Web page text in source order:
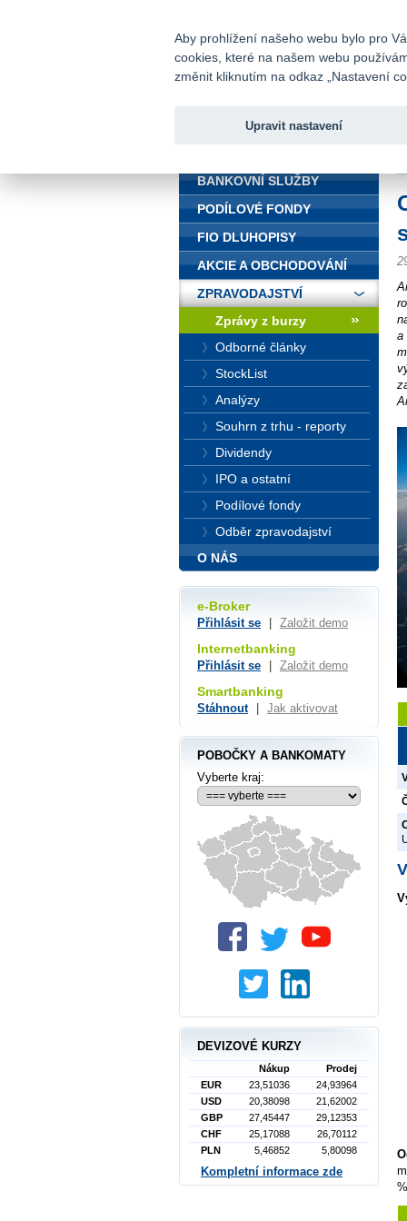
Fio banka
a
BANKOVNÍ SLUŽBY
PODÍLOVÉ FONDY
FIO DLUHOPISY
AKCIE A OBCHODOVÁNÍ
ZPRAVODAJSTVÍ
Zprávy z burzy
Odborné články
StockList
Analýzy
Souhrn z trhu - reporty
Dividendy
IPO a ostatní
Podílové fondy
Odběr zpravodajství
O NÁS
e-Broker
Přihlásit se Založit demo
Internetbanking
Přihlásit se Založit demo
Smartbanking
Stáhnout Jak aktivovat
POBOČKY A BANKOMATY
Vyberte kraj:
DEVIZOVÉ KURZY
Nákup
Prodej
EUR
23,51036
24,93964
USD
20,38098
21,62002
GBP
27,45447
29,12353
CHF
25,17088
26,70112
PLN
5,46852 5,80098
Kompletní informace zde
Aby prohlížení našeho webu bylo pro
cookies, které na našem webu
změnit kliknutím na odkaz „Nastavení
Upravit nastavení